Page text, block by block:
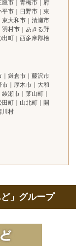
鷹市｜青梅市｜府
市｜日野市｜東
大和市｜清瀬市
羽村市｜あきる野
町｜西多摩郡檜
鎌倉市｜藤沢市
市｜厚木市｜大和
瀬市｜葉山町｜
町｜山北町｜開
川村
」グループ